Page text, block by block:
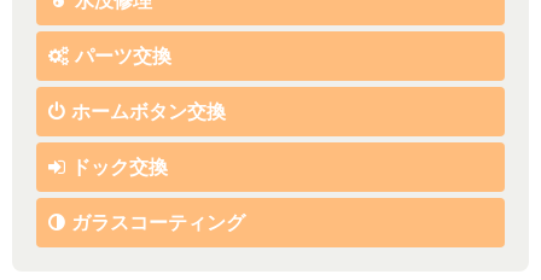
パーツ交換
ホームボタン交換
ドック交換
ガラスコーティング